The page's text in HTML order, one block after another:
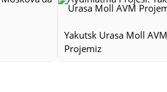
Yakutsk Urasa Moll AVM
Projemiz